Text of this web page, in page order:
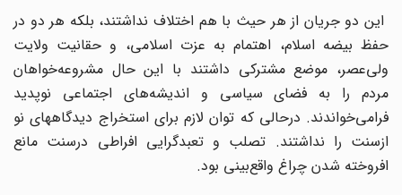
این دو جریان از هر حیث با هم اختلاف نداشتند، بلکه هر دو در
حفظ بیضه اسلام، اهتمام به عزت اسلامی، و حقانیت ولایت
ولی‌عصر، موضع مشترکی داشتند با این حال مشروعه‌خواهان
مردم را به فضای سیاسی و اندیشه‌های اجتماعی نوپدید
فرامی‌خواندند. درحالی که توان لازم برای استخراج دیدگاههای نو
ازسنت را نداشتند. تصلب و تعبدگرایی افراطی درسنت مانع
افروخته شدن چراغ واقع‌بینی بود.